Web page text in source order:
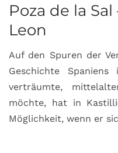
Poza de la
Leon
Auf den Spuren der
Geschichte
verträumte,
möchte, hat in
Möglichkeit, wenn er